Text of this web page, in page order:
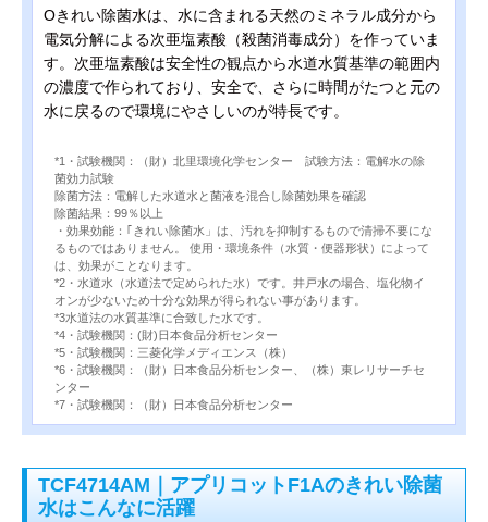
Oきれい除菌水は、水に含まれる天然のミネラル成分から
電気分解による次亜塩素酸（殺菌消毒成分）を作っていま
す。次亜塩素酸は安全性の観点から水道水質基準の範囲内
の濃度で作られており、安全で、さらに時間がたつと元の
水に戻るので環境にやさしいのが特長です。
*1・試験機関：（財）北里環境化学センター 試験方法：電解水の除
菌効力試験
除菌方法：電解した水道水と菌液を混合し除菌効果を確認
除菌結果：99％以上
・効果効能：｢きれい除菌水」は、汚れを抑制するもので清掃不要にな
るものではありません。 使用・環境条件（水質・便器形状）によって
は、効果がことなります。
*2・水道水（水道法で定められた水）です。井戸水の場合、塩化物イ
オンが少ないため十分な効果が得られない事があります。
*3水道法の水質基準に合致した水です。
*4・試験機関：(財)日本食品分析センター
*5・試験機関：三菱化学メディエンス（株）
*6・試験機関：（財）日本食品分析センター、（株）東レリサーチセ
ンター
*7・試験機関：（財）日本食品分析センター
TCF4714AM｜アプリコットF1Aのきれい除菌
水はこんなに活躍